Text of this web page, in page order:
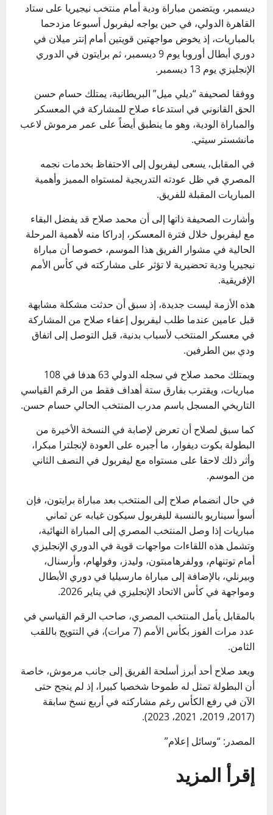
ديسمبر، ويتضمن مباراة ودية أمام منتخب نيجيريا على ستاد
القاهرة الدولي، في حين يواجه ليفربول أسبوعا مزدحما
بالمباريات، إذ يخوض مواجهتين قويتين أمام إنتر ميلان في
دوري أبطال أوروبا يوم 9 ديسمبر، ثم برايتون في الدوري
الإنجليزي يوم 13 ديسمبر.
ووفقا لصحيفة “ديلي ميل” البريطانية، يمتلك حسام حسن
الحق القانوني في استدعاء صلاح للمشاركة في المعسكر
والمباراة الودية، وهو ما ينطبق أيضاً على عمر مرموش لاعب
مانشستر سيتي.
في المقابل، يسعى ليفربول إلى الاحتفاظ بخدمات نجمه
المصري في ظل عودته التدريجية لمستواه المميز وأهمية
المباريات المقبلة للفريق.
وأشارت الصحيفة ذاتها إلى أن محمد صلاح قد يفضل البقاء
مع ليفربول خلال فترة المعسكر، إدراكا منه لأهمية المرحلة
الحالية في مشوار الفريق هذا الموسم، خصوصا أن مباراة
نيجيريا ودية تحضيرية لا تؤثر على مشاركته في كأس الأمم
الإفريقية.
هذه الأزمة ليست جديدة، إذ سبق أن حدثت مشكلة مشابهة
قبل عامين عندما طلب ليفربول إعفاء صلاح من المشاركة
في معسكر المنتخب لأسباب بدنية، قبل التوصل إلى اتفاق
ودي بين الطرفين.
ويمتلك محمد صلاح في سجله الدولي 63 هدفا في 108
مباريات، ويقترب بفارق ستة أهداف فقط من الرقم القياسي
التاريخي المسجل باسم مدرب المنتخب الحالي حسام حسن.
كما سبق لصلاح أن تعرض لإصابة في النسخة الأخيرة من
البطولة بكوت ديفوار، ما أجبره على العودة لإنجلترا مبكرا،
وأثر ذلك لاحقا على مستواه مع ليفربول في النصف الثاني
من الموسم.
في حال انضمام صلاح إلى المنتخب بعد مباراة برايتون، فإن
أسوأ سيناريو بالنسبة لليفربول سيكون غيابه عن ثماني
مباريات إذا وصل المنتخب المصري إلى المباراة النهائية،
وتشمل هذه اللقاءات مواجهات قوية في الدوري الإنجليزي
أمام توتنهام، وولفرهامبتون، وليدز، وفولهام، وأرسنال،
وبيرنلي، بالإضافة إلى مباراة مارسيليا في دوري الأبطال
ومواجهة في كأس الاتحاد الإنجليزي في يناير 2026.
بالمقابل يأمل المنتخب المصري، صاحب الرقم القياسي في
عدد مرات الفوز بكأس الأمم (7 مرات)، في التتويج باللقب
الثامن.
ويعد صلاح أحد أبرز أسلحة الفريق إلى جانب مرموش، خاصة
أن البطولة تمثل له طموحا شخصيا كبيرا، إذ لم ينجح حتى
الآن في رفع الكأس رغم مشاركته في أربع نسخ سابقة
(2017، 2019، 2021، 2023).
المصدر: “وسائل إعلام”
إقرأ المزيد